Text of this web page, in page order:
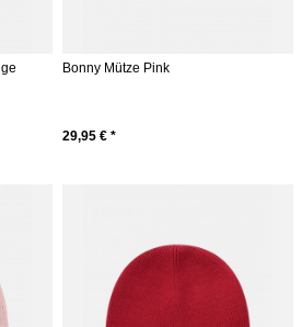
Bonny Mütze Pink
29,95 € *